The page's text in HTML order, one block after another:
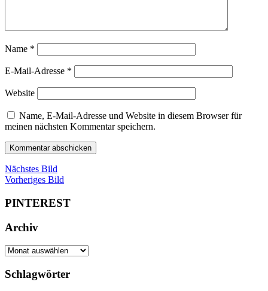
Name *
E-Mail-Adresse *
Website
Name, E-Mail-Adresse und Website in diesem Browser für
meinen nächsten Kommentar speichern.
Nächstes Bild
Vorheriges Bild
PINTEREST
Archiv
Archiv
Schlagwörter